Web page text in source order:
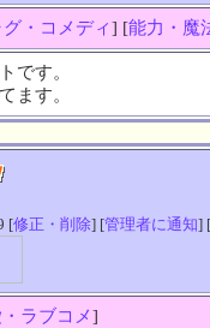
グ・コメディ] [能力・魔
です。
ます。
[修正・削除] [管理者に通知]
ラブコメ]